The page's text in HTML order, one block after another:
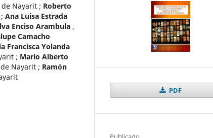
Nayarit ; Roberto
; Ana Luisa Estrada
Enciso Arambula ,
Camacho
Francisca Yolanda
; Mario Alberto
Nayarit ; Ramón
PDF